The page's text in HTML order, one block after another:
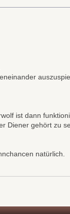
ist dann
Diener gehört zu
natürlich.